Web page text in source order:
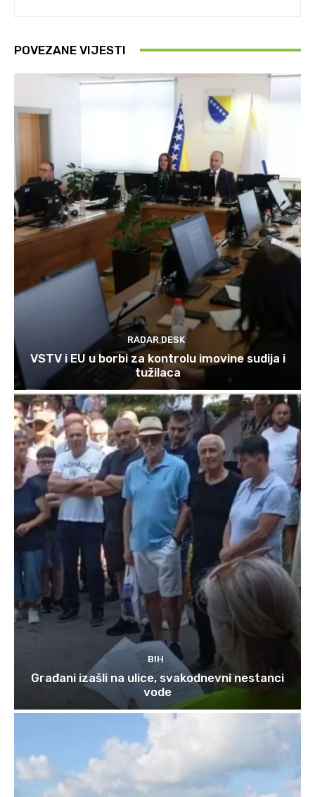
POVEZANE VIJESTI
RADAR DESK
VSTV i EU u borbi za kontrolu imovine sudija i
tužilaca
BIH
Građani izašli na ulice, svakodnevni nestanci
vode